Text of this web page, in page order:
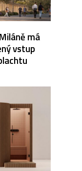
má
vstup